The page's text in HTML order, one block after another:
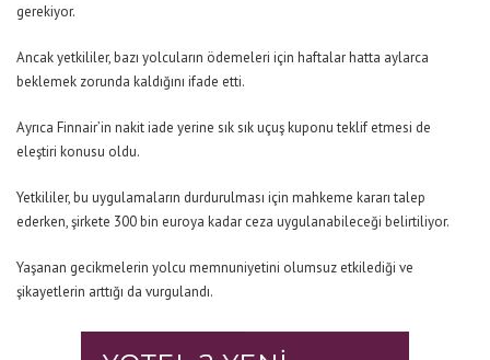
gerekiyor.
Ancak yetkililer, bazı yolcuların ödemeleri için haftalar hatta aylarca
beklemek zorunda kaldığını ifade etti.
Ayrıca Finnair’in nakit iade yerine sık sık uçuş kuponu teklif etmesi de
eleştiri konusu oldu.
Yetkililer, bu uygulamaların durdurulması için mahkeme kararı talep
ederken, şirkete 300 bin euroya kadar ceza uygulanabileceği belirtiliyor.
Yaşanan gecikmelerin yolcu memnuniyetini olumsuz etkilediği ve
şikayetlerin arttığı da vurgulandı.